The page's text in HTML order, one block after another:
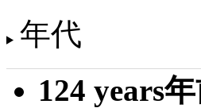
年代
124 years